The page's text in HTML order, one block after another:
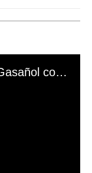
El mal momento de Yanina Gasañol con un hincha argentino en "Subrayado"